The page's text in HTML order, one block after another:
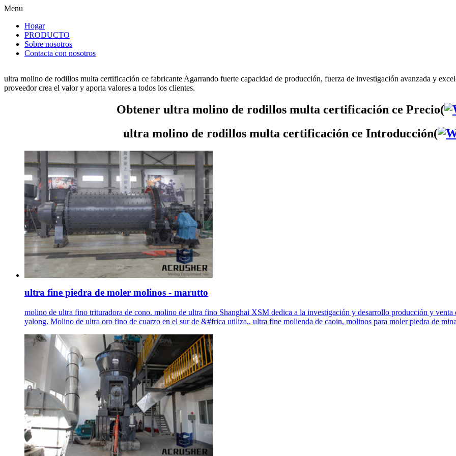
Menu
Hogar
PRODUCTO
Sobre nosotros
Contacta con nosotros
ultra molino de rodillos multa certificación ce fabricante Agarrando fuerte capacidad de producción, fuerza de investigación avanzada y
proveedor crea el valor y aporta valores a todos los clientes.
Obtener ultra molino de rodillos multa certificación ce Precio(
ultra molino de rodillos multa certificación ce Introducción(
ultra fine piedra de moler molinos - marutto
molino de ultra fino trituradora de cono. molino de ultra fino Shanghai XSM dedica a la investigación y desarrollo producción y
yalong. Molino de ultra oro fino de cuarzo en el sur de &#frica utiliza,, ultra fine molienda de caoin, molinos para moler piedra de